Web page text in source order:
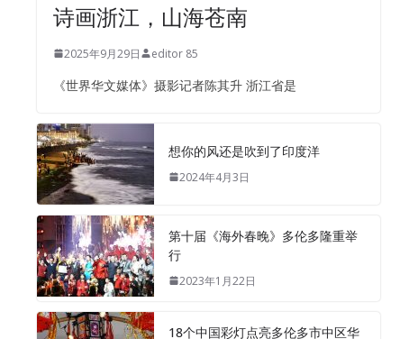
诗画浙江，山海苍南
2025年9月29日 editor 85
《世界华文媒体》摄影记者陈其升 浙江省是
想你的风还是吹到了印度洋
2024年4月3日
第十届《海外春晚》多伦多隆重举
行
2023年1月22日
18个中国彩灯点亮多伦多市中区华